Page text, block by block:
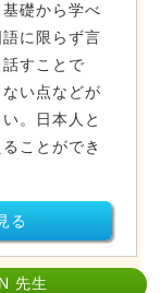
礎から学べ
に限らず言
すことで
い点などが
。日本人と
ことができ
る
先生